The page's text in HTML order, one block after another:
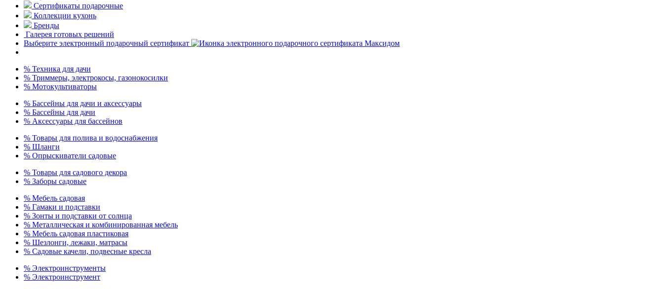
Сертификаты подарочные
Коллекции кухонь
Бренды
Галерея готовых решений
Выберите электронный подарочный сертификат
% Техника для дачи
% Триммеры, электрокосы, газонокосилки
% Мотокультиваторы
% Бассейны для дачи и аксессуары
% Бассейны для дачи
% Аксессуары для бассейнов
% Товары для полива и водоснабжения
% Шланги
% Опрыскиватели садовые
% Товары для садового декора
% Заборы садовые
% Мебель садовая
% Гамаки и подставки
% Зонты и подставки от солнца
% Металлическая и комбинированная мебель
% Мебель садовая пластиковая
% Шезлонги, лежаки, матрасы
% Садовые качели, подвесные кресла
% Электроинструменты
% Электроинструмент